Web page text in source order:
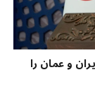
و عمان را